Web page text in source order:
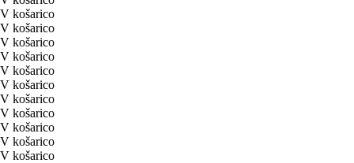
V košarico
V košarico
V košarico
V košarico
V košarico
V košarico
V košarico
V košarico
V košarico
V košarico
V košarico